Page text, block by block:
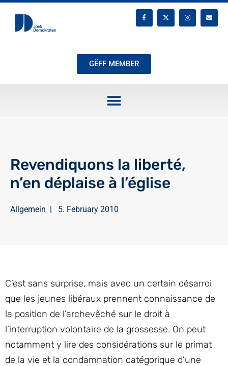
GËFF MEMBER
Revendiquons la liberté,
n’en déplaise à l’église
Allgemein | 5. February 2010
C’est sans surprise, mais avec un certain désarroi
que les jeunes libéraux prennent connaissance de
la position de l’archevêché sur le droit à
l’interruption volontaire de la grossesse. On peut
notamment y lire des considérations sur le primat
de la vie et la condamnation catégorique d’une